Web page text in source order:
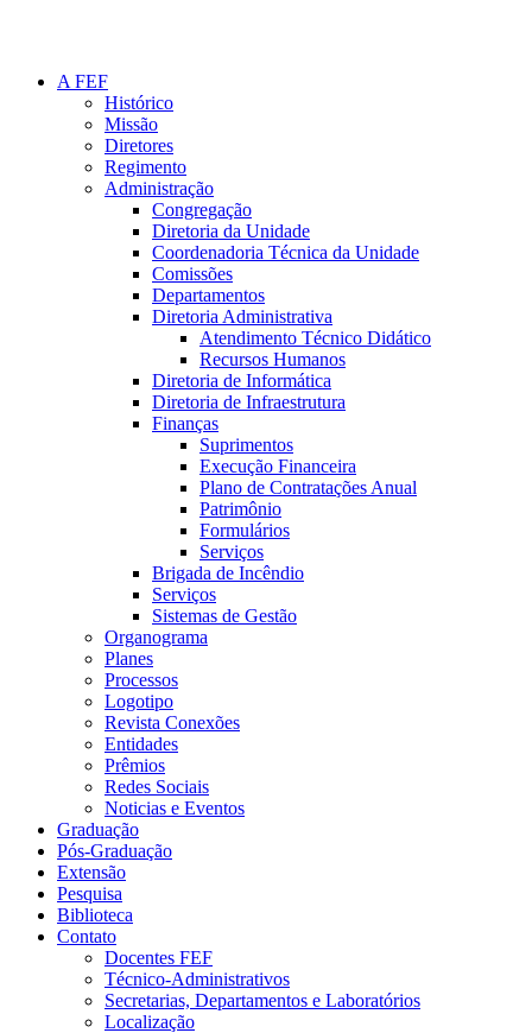
A FEF
Histórico
Missão
Diretores
Regimento
Administração
Congregação
Diretoria da Unidade
Coordenadoria Técnica da Unidade
Comissões
Departamentos
Diretoria Administrativa
Atendimento Técnico Didático
Recursos Humanos
Diretoria de Informática
Diretoria de Infraestrutura
Finanças
Suprimentos
Execução Financeira
Plano de Contratações Anual
Patrimônio
Formulários
Serviços
Brigada de Incêndio
Serviços
Sistemas de Gestão
Organograma
Planes
Processos
Logotipo
Revista Conexões
Entidades
Prêmios
Redes Sociais
Noticias e Eventos
Graduação
Pós-Graduação
Extensão
Pesquisa
Biblioteca
Contato
Docentes FEF
Técnico-Administrativos
Secretarias, Departamentos e Laboratórios
Localização